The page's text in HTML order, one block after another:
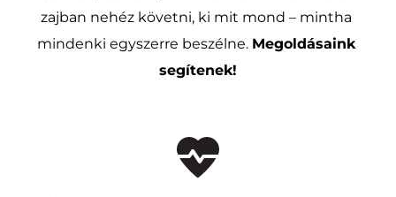
zajban nehéz követni, ki mit mond – mintha
mindenki egyszerre beszélne. Megoldásaink
segítenek!